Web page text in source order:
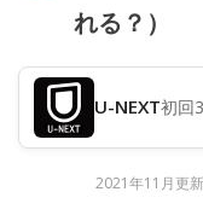
れる？）
U-NEXT初回
2021年11月更